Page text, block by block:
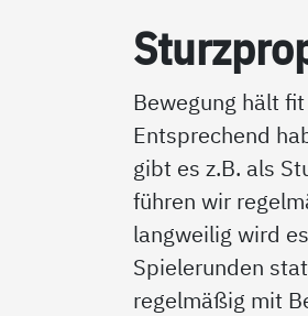
Bewegung hält
Entsprechend
gibt es z.B. als
führen wir
langweilig wird
Spielerunden
regelmäßig mit